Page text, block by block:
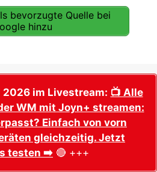
bevorzugte Quelle bei
hinzu
2026 im Livestream: 📺 Alle
WM mit Joyn+ streamen:
Einfach von vorn
gleichzeitig. Jetzt
testen ➡️ 🔴 +++